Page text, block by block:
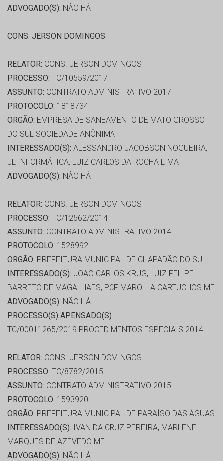
ADVOGADO(S): NÃO HÁ
CONS. JERSON DOMINGOS
RELATOR: CONS. JERSON DOMINGOS
PROCESSO: TC/10559/2017
ASSUNTO: CONTRATO ADMINISTRATIVO 2017
PROTOCOLO: 1818734
ORGÃO: EMPRESA DE SANEAMENTO DE MATO GROSSO
DO SUL SOCIEDADE ANÔNIMA
INTERESSADO(S): ALESSANDRO JACOBSON NOGUEIRA,
JL INFORMÁTICA, LUIZ CARLOS DA ROCHA LIMA
ADVOGADO(S): NÃO HÁ
RELATOR: CONS. JERSON DOMINGOS
PROCESSO: TC/12562/2014
ASSUNTO: CONTRATO ADMINISTRATIVO 2014
PROTOCOLO: 1528992
ORGÃO: PREFEITURA MUNICIPAL DE CHAPADÃO DO SUL
INTERESSADO(S): JOAO CARLOS KRUG, LUIZ FELIPE
BARRETO DE MAGALHAES, PCF MAROLLA CARTUCHOS ME
ADVOGADO(S): NÃO HÁ
PROCESSO(S) APENSADO(S):
TC/00011265/2019 PROCEDIMENTOS ESPECIAIS 2014
RELATOR: CONS. JERSON DOMINGOS
PROCESSO: TC/8782/2015
ASSUNTO: CONTRATO ADMINISTRATIVO 2015
PROTOCOLO: 1593920
ORGÃO: PREFEITURA MUNICIPAL DE PARAÍSO DAS ÁGUAS
INTERESSADO(S): IVAN DA CRUZ PEREIRA, MARLENE
MARQUES DE AZEVEDO ME
ADVOGADO(S): NÃO HÁ